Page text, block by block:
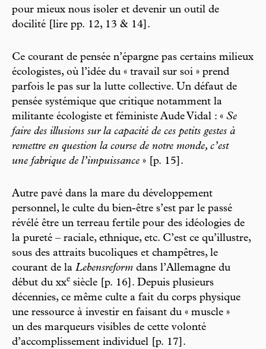
pour mieux nous isoler et devenir un outil de
docilité [lire pp. 12, 13 & 14].
Ce courant de pensée n’épargne pas certains milieux
écologistes, où l’idée du « travail sur soi » prend
parfois le pas sur la lutte collective. Un défaut de
pensée systémique que critique notamment la
militante écologiste et féministe Aude Vidal : « Se
faire des illusions sur la capacité de ces petits gestes à
remettre en question la course de notre monde, c’est
une fabrique de l’impuissance » [p. 15].
Autre pavé dans la mare du développement
personnel, le culte du bien-être s’est par le passé
révélé être un terreau fertile pour des idéologies de
la pureté – raciale, ethnique, etc. C’est ce qu’illustre,
sous des attraits bucoliques et champêtres, le
courant de la Lebensreform dans l’Allemagne du
début du xxe siècle [p. 16]. Depuis plusieurs
décennies, ce même culte a fait du corps physique
une ressource à investir en faisant du « muscle »
un des marqueurs visibles de cette volonté
d’accomplissement individuel [p. 17].